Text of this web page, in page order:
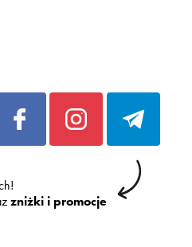
zniżki i promocje